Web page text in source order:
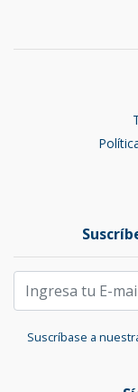
Suscríbase a